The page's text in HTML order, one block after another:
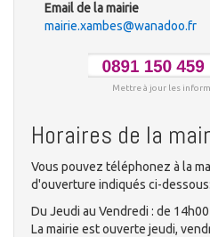
Email de la mairie
mairie.xambes@wanadoo.fr
Mettre à jour les
Horaires de la
Vous pouvez téléphonez à la
d'ouverture indiqués ci-dessous:
Du Jeudi au Vendredi : de
La mairie est ouverte jeudi,